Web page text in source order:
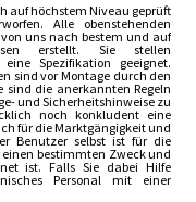
auf höchstem Niveau geprüft
Alle obenstehenden
uns nach bestem und auf
erstellt. Sie stellen
Spezifikation geeignet.
sind vor Montage durch den
sind die anerkannten Regeln
und Sicherheitshinweise zu
noch konkludent eine
für die Marktgängigkeit und
Benutzer selbst ist für die
bestimmten Zweck und
ist. Falls Sie dabei Hilfe
Personal mit einer